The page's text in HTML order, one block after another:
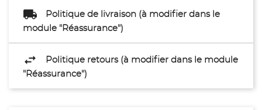
Politique de livraison (à modifier dans le
module "Réassurance")
Politique retours (à modifier dans le module
"Réassurance")